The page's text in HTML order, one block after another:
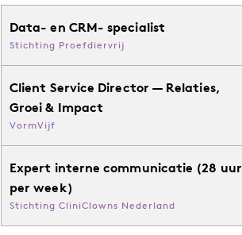
Data- en CRM- specialist
Stichting Proefdiervrij
Client Service Director — Relaties,
Groei & Impact
VormVijf
Expert interne communicatie (28 uur
per week)
Stichting CliniClowns Nederland